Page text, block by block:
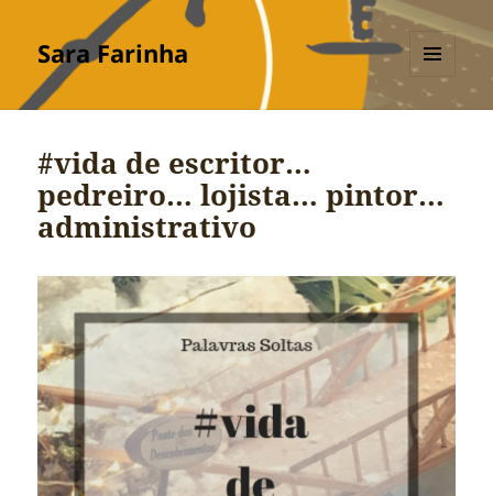
Sara Farinha
MENU
#vida de escritor…
pedreiro… lojista… pintor…
administrativo